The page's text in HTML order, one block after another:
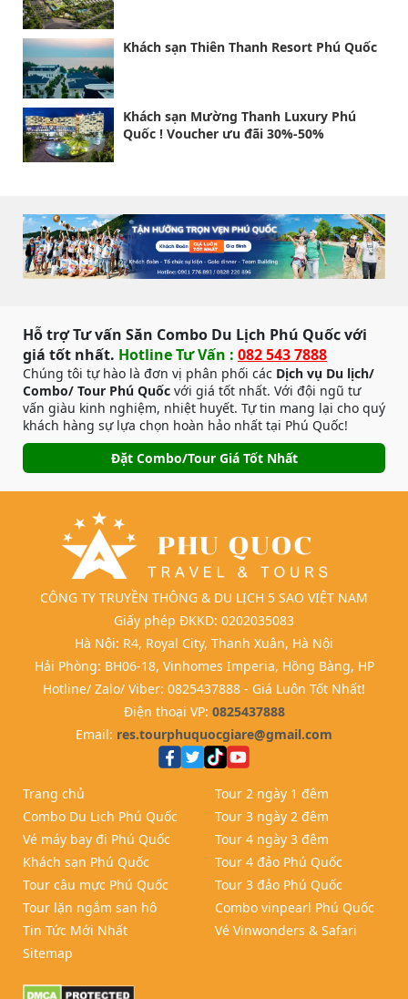
Khách sạn Thiên Thanh Resort Phú Quốc
Khách sạn Mường Thanh Luxury Phú
Quốc ! Voucher ưu đãi 30%-50%
Hỗ trợ Tư vấn Săn Combo Du Lịch Phú Quốc với
giá tốt nhất. Hotline Tư Vấn : 082 543 7888
Chúng tôi tự hào là đơn vị phân phối các Dịch vụ Du lịch/
Combo/ Tour Phú Quốc với giá tốt nhất. Với đội ngũ tư
vấn giàu kinh nghiệm, nhiệt huyết. Tự tin mang lại cho quý
khách hàng sự lựa chọn hoàn hảo nhất tại Phú Quốc!
Đặt Combo/Tour Giá Tốt Nhất
CÔNG TY TRUYỀN THÔNG & DU LỊCH 5 SAO VIỆT NAM
Giấy phép ĐKKD: 0202035083
Hà Nội: R4, Royal City, Thanh Xuân, Hà Nội
Hải Phòng: BH06-18, Vinhomes Imperia, Hồng Bàng, HP
Hotline/ Zalo/ Viber: 0825437888 - Giá Luôn Tốt Nhất!
Điện thoại VP: 0825437888
Email: res.tourphuquocgiare@gmail.com
Trang chủ
Combo Du Lịch Phú Quốc
Vé máy bay đi Phú Quốc
Khách sạn Phú Quốc
Tour câu mực Phú Quốc
Tour lặn ngắm san hô
Tin Tức Mới Nhất
Sitemap
Tour 2 ngày 1 đêm
Tour 3 ngày 2 đêm
Tour 4 ngày 3 đêm
Tour 4 đảo Phú Quốc
Tour 3 đảo Phú Quốc
Combo vinpearl Phú Quốc
Vé Vinwonders & Safari